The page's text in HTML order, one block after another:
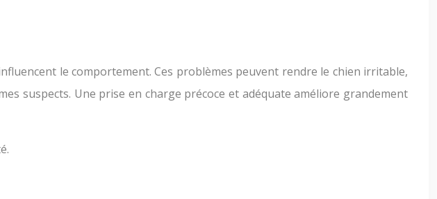
le comportement. Ces problèmes peuvent rendre le chien irritable,
suspects. Une prise en charge précoce et adéquate améliore grandement